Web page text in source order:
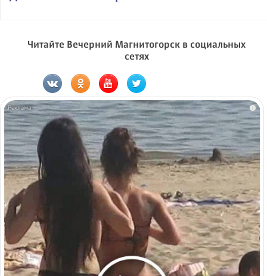
Читайте Вечерний Магнитогорск в социальных
сетях
i